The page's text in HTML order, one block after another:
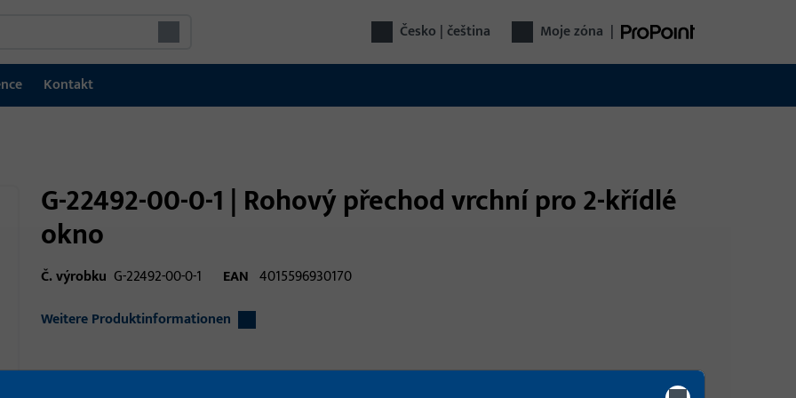
Česko | čeština Moje zóna |
Kontakt
G-22492-00-0-1 | Rohový přechod vrchní pro 2-křídlé
okno
Č. výrobku G-22492-00-0-1 EAN 4015596930170
Weitere Produktinformationen